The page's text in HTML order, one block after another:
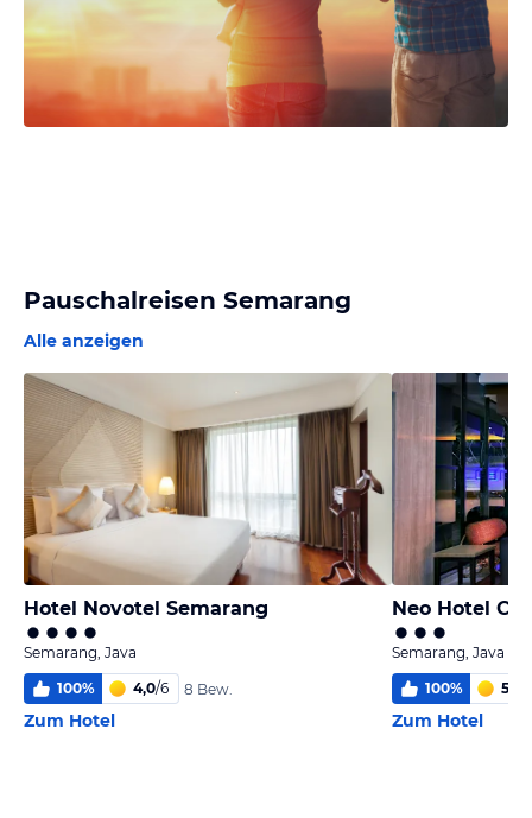
Pauschalreisen Semarang
Alle anzeigen
Hotel Novotel Semarang
Semarang, Java
100% 4,0/6 8 Bew.
Zum Hotel
Neo Hotel
Semarang, Java
100% 5
Zum Hotel